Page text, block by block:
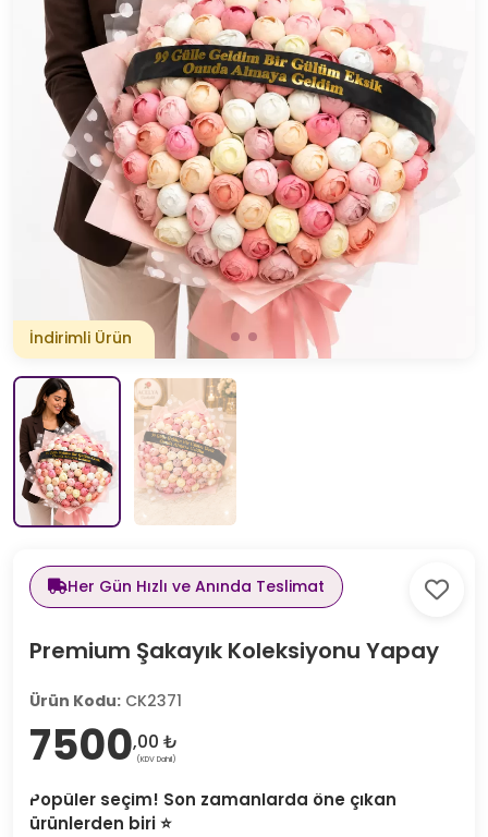
İndirimli Ürün
Her Gün Hızlı ve Anında Teslimat
Premium Şakayık Koleksiyonu Yapay
Ürün Kodu: CK2371
7500,00 ₺
(KDV Dahil)
Popüler seçim! Son zamanlarda öne çıkan
ürünlerden biri ⭐